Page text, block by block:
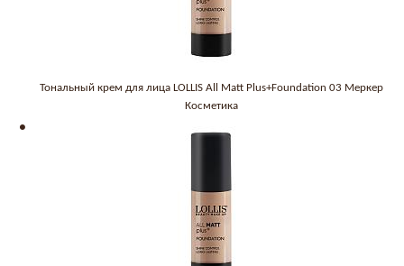
Тональный крем для лица LOLLIS All Matt Plus+Foundation 03 Меркер
Косметика